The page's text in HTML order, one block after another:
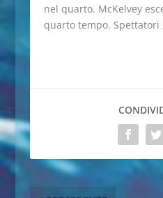
nel quarto. McKelvey
quarto tempo. Spettatori